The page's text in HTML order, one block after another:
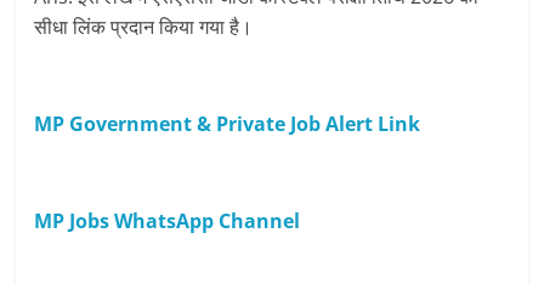
सीधा लिंक प्रदान किया गया है।
MP Government & Private Job Alert Link
MP Jobs WhatsApp Channel